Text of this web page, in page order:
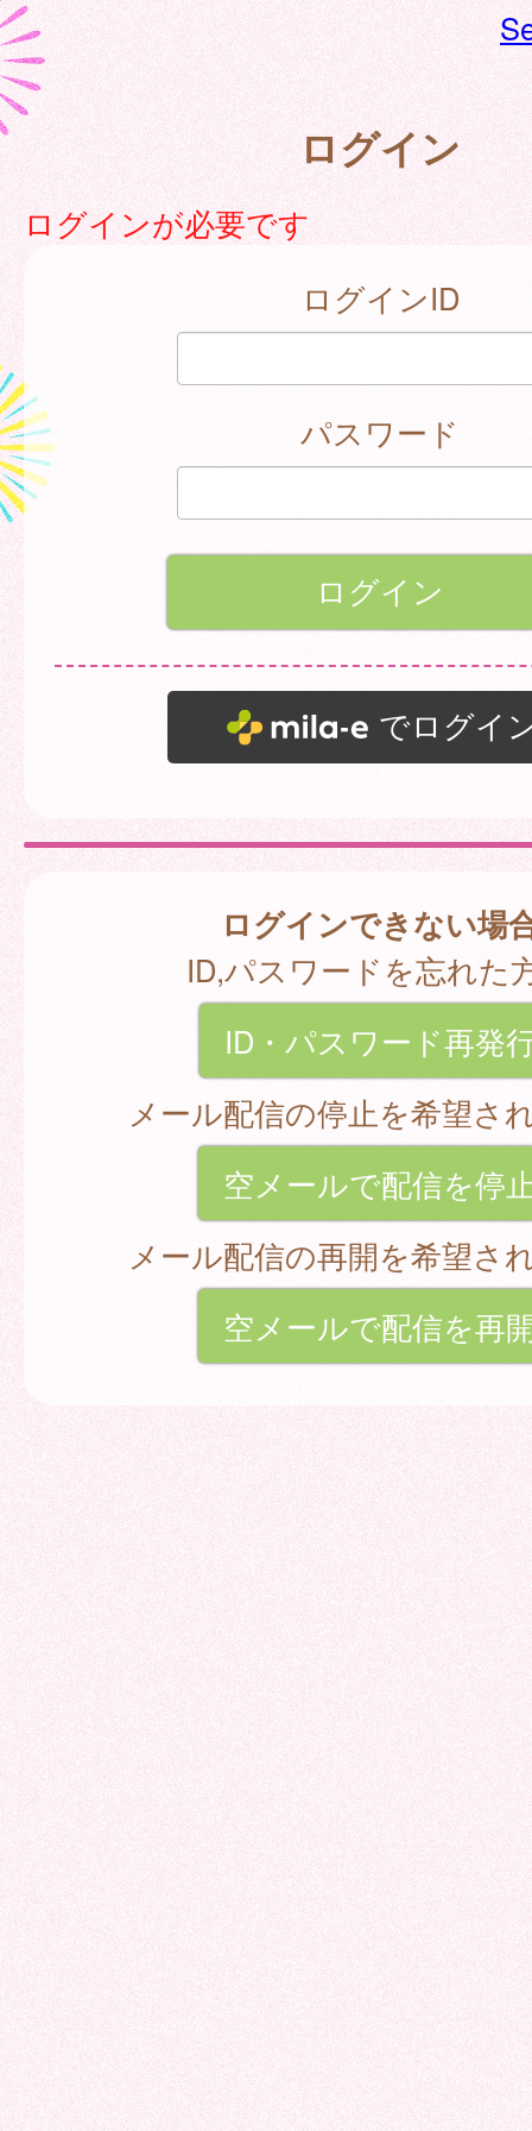
ログイン
ログインが必要です
ログインID
パスワード
でログイ
ログインできない場
ID,パスワードを忘れた
ID・パスワード再発
メール配信の停止を希望さ
空メールで配信を停
メール配信の再開を希望さ
空メールで配信を再